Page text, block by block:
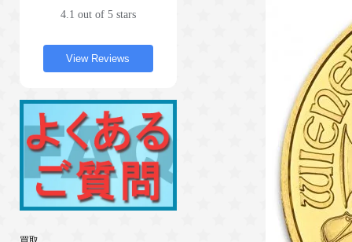
4.1 out of 5 stars
View Reviews